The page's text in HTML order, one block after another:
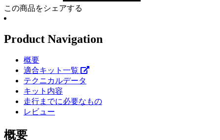
この商品をシェアする
Product Navigation
概要
適合キット一覧
テクニカルデータ
キット内容
走行までに必要なもの
レビュー
概要